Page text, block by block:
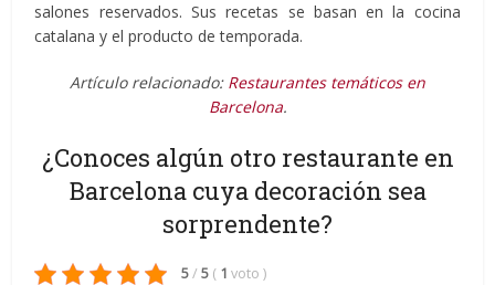
salones reservados. Sus recetas se basan en la cocina
catalana y el producto de temporada.
Artículo relacionado: Restaurantes temáticos en
Barcelona.
¿Conoces algún otro restaurante en
Barcelona cuya decoración sea
sorprendente?
5/ 5 ( 1 voto )